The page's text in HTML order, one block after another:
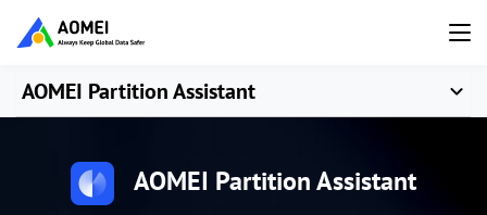
AOMEI Partition Assistant
AOMEI Partition Assistant